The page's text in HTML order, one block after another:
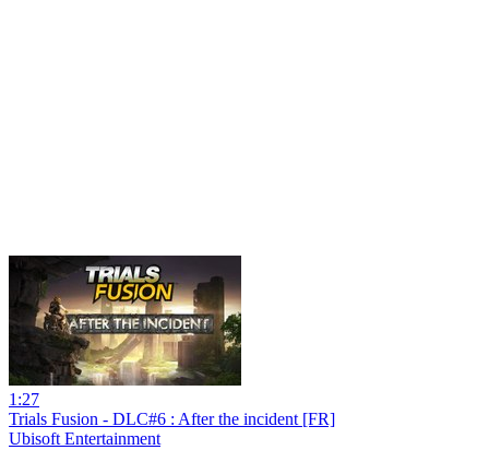
1:27
Trials Fusion - DLC#6 : After the incident [FR]
Ubisoft Entertainment